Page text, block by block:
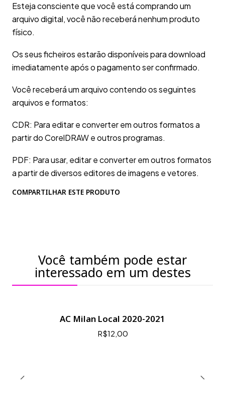
Esteja consciente que você está comprando um
arquivo digital, você não receberá nenhum produto
físico.
Os seus ficheiros estarão disponíveis para download
imediatamente após o pagamento ser confirmado.
Você receberá um arquivo contendo os seguintes
arquivos e formatos:
CDR: Para editar e converter em outros formatos a
partir do CorelDRAW e outros programas.
PDF: Para usar, editar e converter em outros formatos
a partir de diversos editores de imagens e vetores.
COMPARTILHAR ESTE PRODUTO
Você também pode estar
interessado em um destes
AC Milan Local 2020-2021
R$12,00